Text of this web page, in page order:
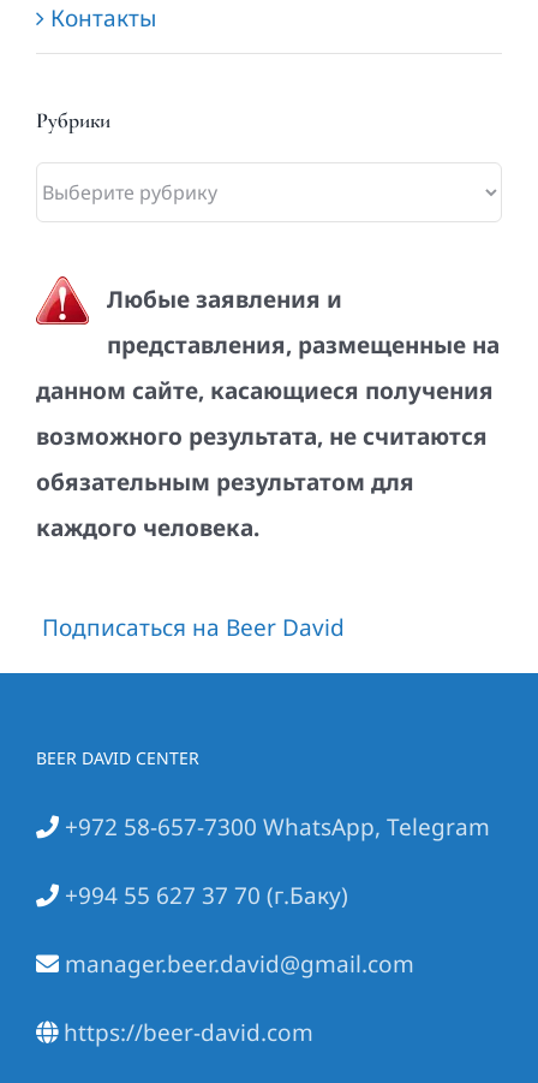
Контакты
Рубрики
Рубрики
Любые заявления и
представления, размещенные на
данном сайте, касающиеся получения
возможного результата, не считаются
обязательным результатом для
каждого человека.
Подписаться на Beer David
BEER DAVID CENTER
+972 58-657-7300 WhatsApp, Telegram
+994 55 627 37 70 (г.Баку)
manager.beer.david@gmail.com
https://beer-david.com